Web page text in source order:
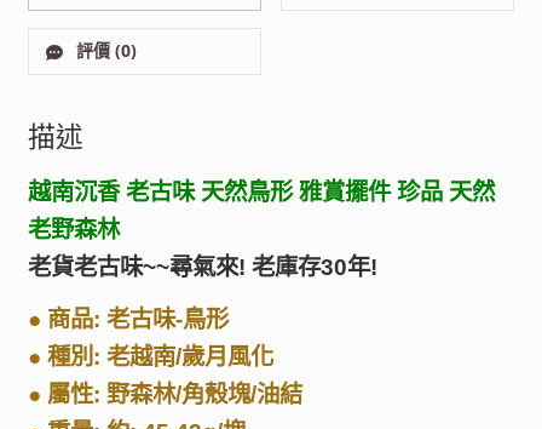
評價 (0)
描述
越南沉香 老古味 天然鳥形 雅賞擺件 珍品 天然
老野森林
老貨老古味~~尋氣來! 老庫存30年!
● 商品: 老古味-鳥形
● 種別: 老越南/歲月風化
● 屬性: 野森林/角殼塊/油結